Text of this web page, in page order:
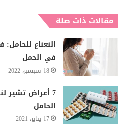
مقالات ذات صلة
النعناع
في الحمل
18 سبتمبر، 2022
7 أعراض
الحامل
17 يناير، 2021